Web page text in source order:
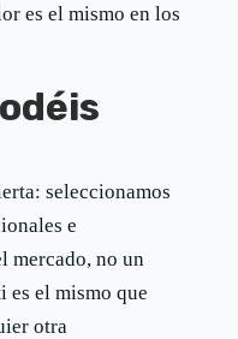
es el mismo en los
seleccionamos
e
mercado, no un
es el mismo que
otra